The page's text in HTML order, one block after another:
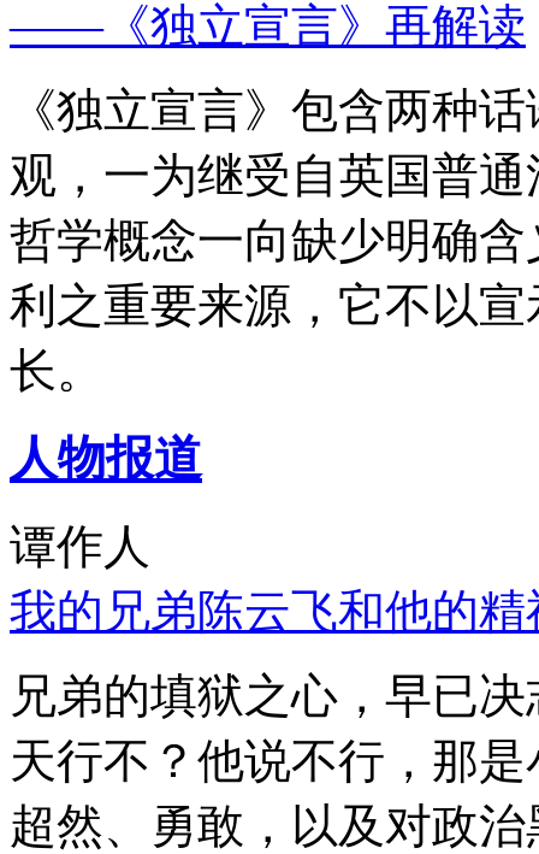
——《独立宣言》再解读
《独立宣言》包含两种
观，一为继受自英国普
哲学概念一向缺少明确
利之重要来源，它不以
长。
人物报道
谭作人
我的兄弟陈云飞和他的
兄弟的填狱之心，早已
天行不？他说不行，那
超然、勇敢，以及对政